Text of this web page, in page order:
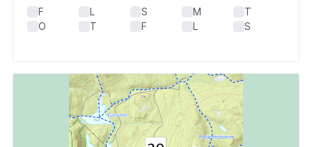
F L S M
T
O
T F L S